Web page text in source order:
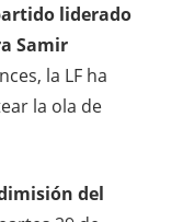
liderado
Samir
la LF ha
la ola de
del